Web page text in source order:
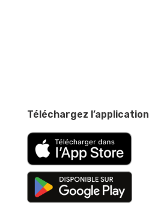
Téléchargez l’application